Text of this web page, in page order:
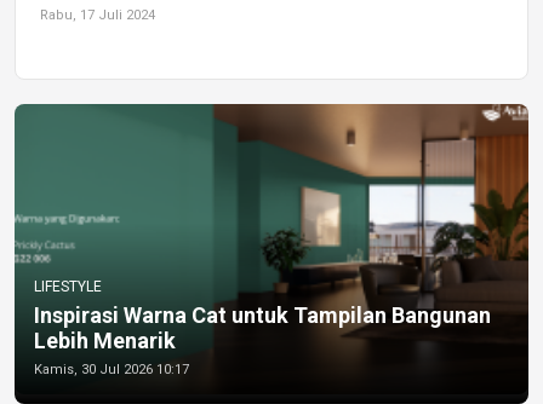
Rabu, 17 Juli 2024
LIFESTYLE
Inspirasi Warna Cat untuk Tampilan Bangunan
Lebih Menarik
Kamis, 30 Jul 2026 10:17